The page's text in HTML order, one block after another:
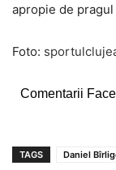
apropie de
Foto:
Comentarii
TAGS Daniel